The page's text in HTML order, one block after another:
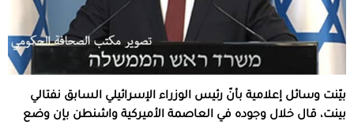
بيّنت وسائل إعلامية بأنّ رئيس الوزراء الإسرائيلي السابق نفتالي
بينت، قال خلال وجوده في العاصمة الأميركية واشنطن بإن وضع